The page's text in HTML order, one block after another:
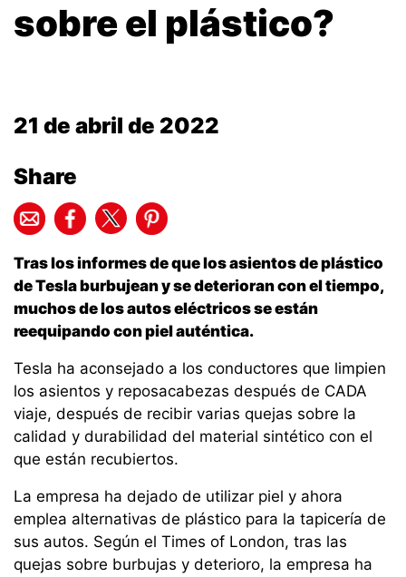
sobre el plástico?
21 de abril de 2022
Share
Tras los informes de que los asientos de plástico
de Tesla burbujean y se deterioran con el tiempo,
muchos de los autos eléctricos se están
reequipando con piel auténtica.
Tesla ha aconsejado a los conductores que limpien
los asientos y reposacabezas después de CADA
viaje, después de recibir varias quejas sobre la
calidad y durabilidad del material sintético con el
que están recubiertos.
La empresa ha dejado de utilizar piel y ahora
emplea alternativas de plástico para la tapicería de
sus autos. Según el Times of London, tras las
quejas sobre burbujas y deterioro, la empresa ha